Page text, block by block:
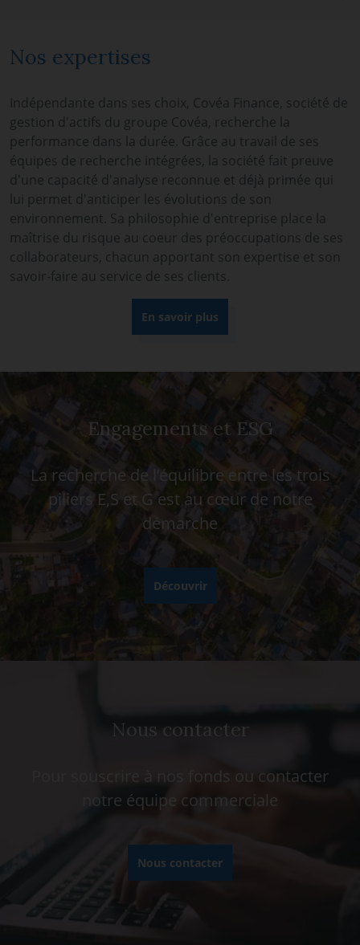
Nos expertises
Indépendante dans ses choix, Covéa Finance, société de
gestion d'actifs du groupe Covéa, recherche la
performance dans la durée. Grâce au travail de ses
équipes de recherche intégrées, la société fait preuve
d'une capacité d'analyse reconnue et déjà primée qui
lui permet d'anticiper les évolutions de son
environnement. Sa philosophie d'entreprise place la
maîtrise du risque au coeur des préoccupations de ses
collaborateurs, chacun apportant son expertise et son
savoir-faire au service de ses clients.
En savoir plus
Engagements et ESG
La recherche de l’équilibre entre les trois
piliers E,S et G est au cœur de notre
démarche
Découvrir
Nous contacter
Pour souscrire à nos fonds ou contacter
notre équipe commerciale
Nous contacter